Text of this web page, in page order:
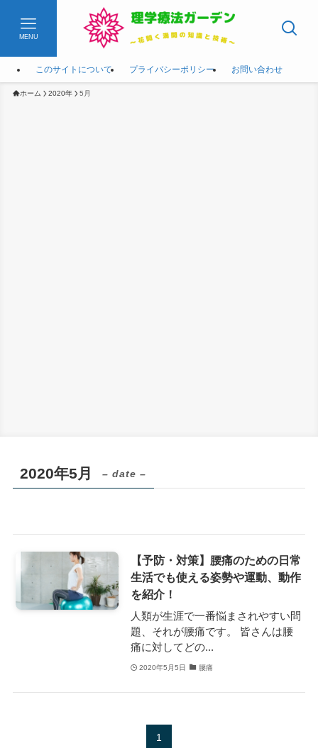
MENU
このサイトについて プライバシーポリシー お問い合わせ
ホーム 2020年 5月
2020年5月 – date –
【予防・対策】腰痛のための日常
生活でも使える姿勢や運動、動作
を紹介！
人類が生涯で一番悩まされやすい問
題、それが腰痛です。 皆さんは腰
痛に対してどの...
2020年5月5日 腰痛
1